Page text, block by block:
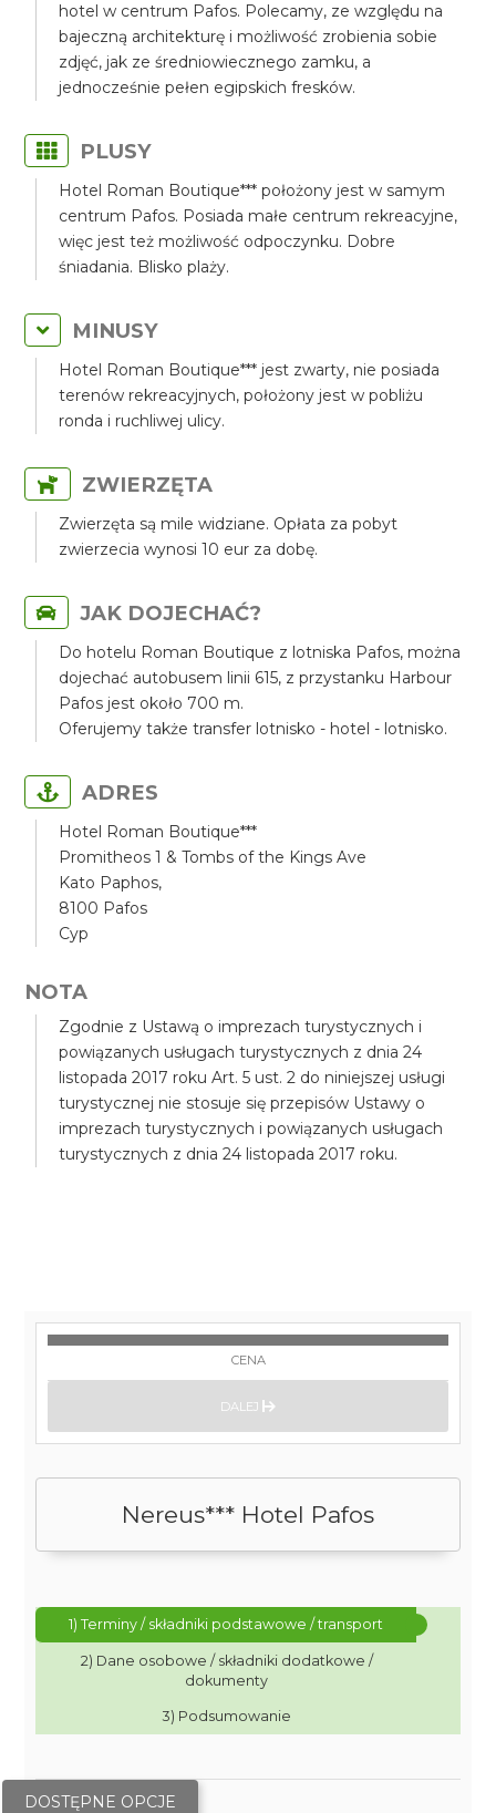
hotel w centrum Pafos. Polecamy, ze względu na
bajeczną architekturę i możliwość zrobienia sobie
zdjęć, jak ze średniowiecznego zamku, a
jednocześnie pełen egipskich fresków.
PLUSY
Hotel Roman Boutique*** położony jest w samym
centrum Pafos. Posiada małe centrum rekreacyjne,
więc jest też możliwość odpoczynku. Dobre
śniadania. Blisko plaży.
MINUSY
Hotel Roman Boutique*** jest zwarty, nie posiada
terenów rekreacyjnych, położony jest w pobliżu
ronda i ruchliwej ulicy.
ZWIERZĘTA
Zwierzęta są mile widziane. Opłata za pobyt
zwierzecia wynosi 10 eur za dobę.
JAK DOJECHAĆ?
Do hotelu Roman Boutique z lotniska Pafos, można
dojechać autobusem linii 615, z przystanku Harbour
Pafos jest około 700 m.
Oferujemy także transfer lotnisko - hotel - lotnisko.
ADRES
Hotel Roman Boutique***
Promitheos 1 & Tombs of the Kings Ave
Kato Paphos,
8100 Pafos
Cyp
NOTA
Zgodnie z Ustawą o imprezach turystycznych i
powiązanych usługach turystycznych z dnia 24
listopada 2017 roku Art. 5 ust. 2 do niniejszej usługi
turystycznej nie stosuje się przepisów Ustawy o
imprezach turystycznych i powiązanych usługach
turystycznych z dnia 24 listopada 2017 roku.
Nereus*** Hotel Pafos
1) Terminy / składniki podstawowe / transport
2) Dane osobowe / składniki dodatkowe /
dokumenty
3) Podsumowanie
DOSTĘPNE OPCJE
CENA
DALEJ